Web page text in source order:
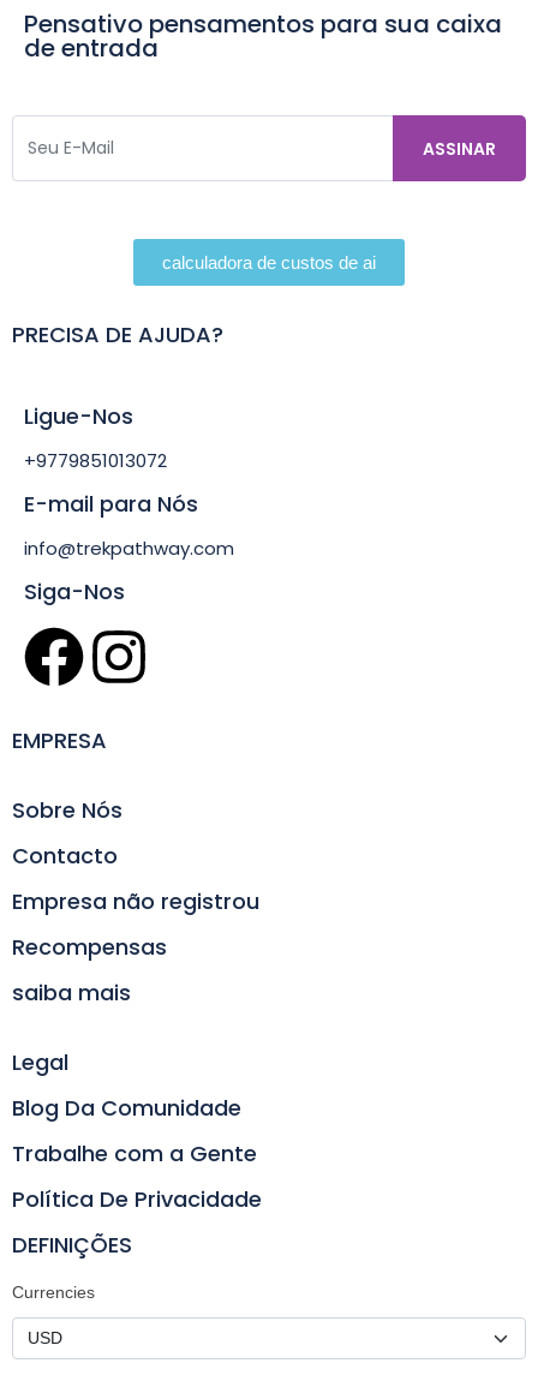
Pensativo pensamentos para sua caixa
de entrada
calculadora de custos de ai
PRECISA DE AJUDA?
Ligue-Nos
+9779851013072
E-mail para Nós
info@trekpathway.com
Siga-Nos
EMPRESA
Sobre Nós
Contacto
Empresa não registrou
Recompensas
saiba mais
Legal
Blog Da Comunidade
Trabalhe com a Gente
Política De Privacidade
DEFINIÇÕES
Currencies